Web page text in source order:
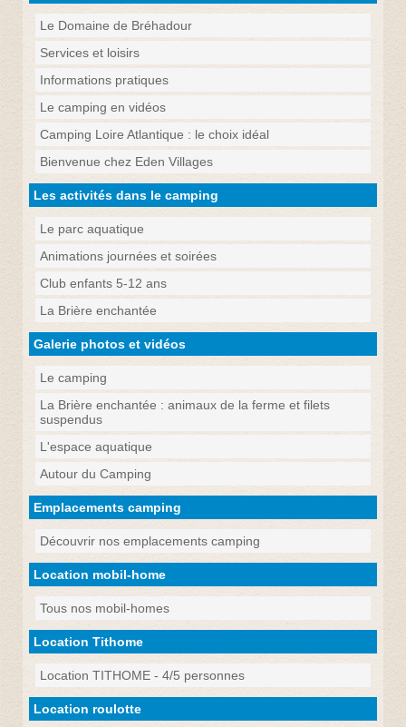
Le Domaine de Bréhadour
Services et loisirs
Informations pratiques
Le camping en vidéos
Camping Loire Atlantique : le choix idéal
Bienvenue chez Eden Villages
Les activités dans le camping
Le parc aquatique
Animations journées et soirées
Club enfants 5-12 ans
La Brière enchantée
Galerie photos et vidéos
Le camping
La Brière enchantée : animaux de la ferme et filets
suspendus
L'espace aquatique
Autour du Camping
Emplacements camping
Découvrir nos emplacements camping
Location mobil-home
Tous nos mobil-homes
Location Tithome
Location TITHOME - 4/5 personnes
Location roulotte